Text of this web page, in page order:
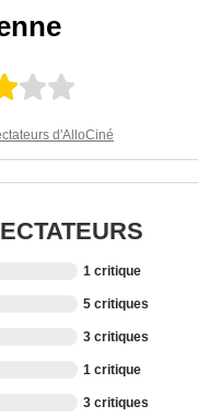
d'AlloCiné
1 critique
5 critiques
3 critiques
1 critique
3 critiques